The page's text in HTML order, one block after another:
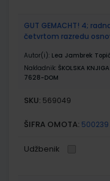
GUT GEMACHT! 4;
četvrtom razredu
Autor(i): Lea Jambrek
Nakladnik: ŠKOLSKA
7628-DOM
SKU: 569049
ŠIFRA OMOTA: 500239
Udžbenik